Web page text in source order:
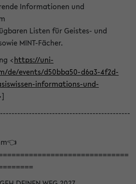
Informationen und
Listen für Geistes- und
MINT-Fächer.
<https://uni-
de/events/d50bba50-d6a3-4f2d-
informations-und-